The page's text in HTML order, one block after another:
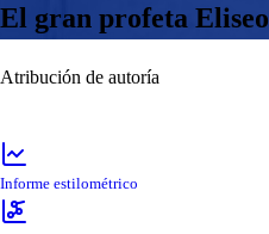
El gran profeta Eliseo
Atribución de autoría
Informe estilométrico